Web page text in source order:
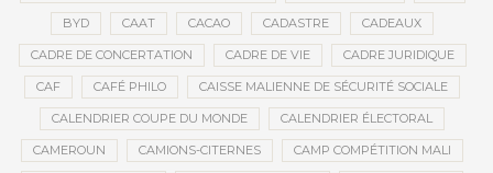
BYD CAAT CACAO CADASTRE CADEAUX
CADRE DE CONCERTATION CADRE DE VIE CADRE JURIDIQUE
CAF CAFÉ PHILO CAISSE MALIENNE DE SÉCURITÉ SOCIALE
CALENDRIER COUPE DU MONDE CALENDRIER ÉLECTORAL
CAMEROUN CAMIONS-CITERNES CAMP COMPÉTITION MALI